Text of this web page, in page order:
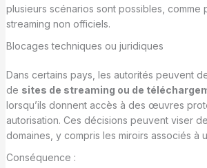
plusieurs scénarios sont possibles, comme
streaming non officiels.
Blocages techniques ou juridiques
Dans certains pays, les autorités peuvent
de sites de streaming ou de
lorsqu’ils donnent accès à des œuvres
autorisation. Ces décisions peuvent viser
domaines, y compris les miroirs associés à
Conséquence :